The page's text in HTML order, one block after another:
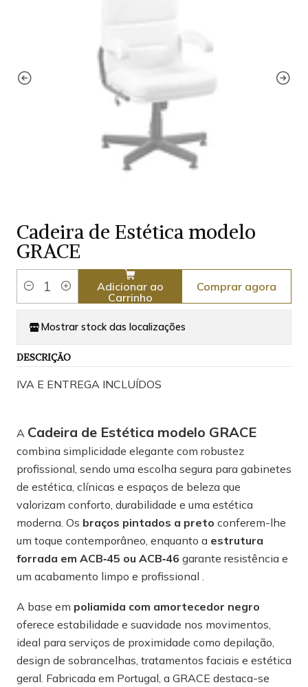
Cadeira de Estética modelo
GRACE
Quantidade
Adicionar ao
Carrinho
Comprar agora
Mostrar stock das localizações
DESCRIÇÃO
IVA E ENTREGA INCLUÍDOS
A Cadeira de Estética modelo GRACE
combina simplicidade elegante com robustez
profissional, sendo uma escolha segura para gabinetes
de estética, clínicas e espaços de beleza que
valorizam conforto, durabilidade e uma estética
moderna. Os braços pintados a preto conferem-lhe
um toque contemporâneo, enquanto a estrutura
forrada em ACB‑45 ou ACB‑46 garante resistência e
um acabamento limpo e profissional .
A base em poliamida com amortecedor negro
oferece estabilidade e suavidade nos movimentos,
ideal para serviços de proximidade como depilação,
design de sobrancelhas, tratamentos faciais e estética
geral. Fabricada em Portugal, a GRACE destaca-se